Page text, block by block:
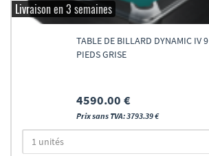
Livraison en 3 semaines
TABLE DE BILLARD DYNAMIC IV 9
PIEDS GRISE
4590.00 €
Prix sans TVA: 3793.39 €